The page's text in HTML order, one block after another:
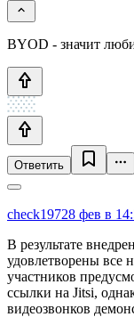
BYOD - значит
Ответить
check19728 фев в
В результате
удовлетворены все
участников
ссылки на Jitsi,
видеозвонков